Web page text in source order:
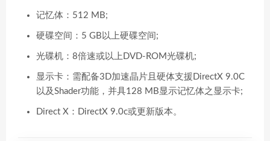
记忆体：512 MB;
硬碟空间：5 GB以上硬碟空间;
光碟机：8倍速或以上DVD-ROM光碟机;
显示卡：需配备3D加速晶片且硬体支援DirectX 9.0C
以及Shader功能，并具128 MB显示记忆体之显示卡;
Direct X：DirectX 9.0c或更新版本。